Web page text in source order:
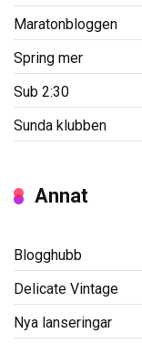
Maratonbloggen
Spring mer
Sub 2:30
Sunda klubben
Annat
Blogghubb
Delicate Vintage
Nya lanseringar